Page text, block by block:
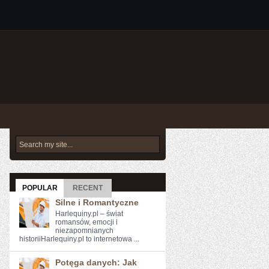
POPULAR RECENT
Silne i Romantyczne
Harlequiny.pl – świat
romansów, emocji i
niezapomnianych
historiiHarlequiny.pl to internetowa ...
Potęga danych: Jak